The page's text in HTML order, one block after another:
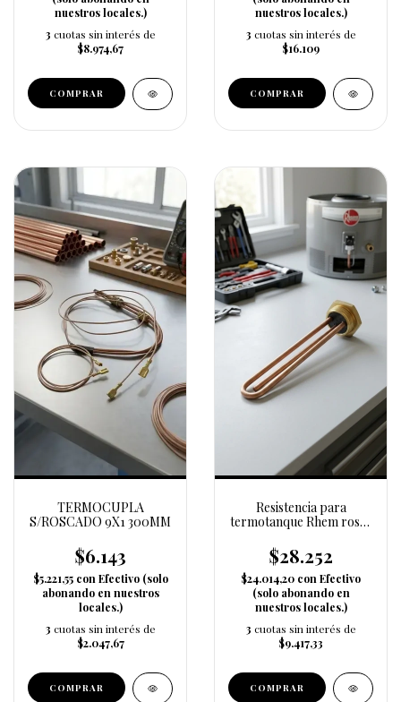
nuestros locales.)
3 cuotas sin interés de
$8.974,67
nuestros locales.)
3 cuotas sin interés de
$16.109
TERMOCUPLA
S/ROSCADO 9X1 300MM
$6.143
$5.221,55 con Efectivo (solo
abonando en nuestros
locales.)
3 cuotas sin interés de
$2.047,67
Resistencia para
termotanque Rhem rosca
$28.252
$24.014,20 con Efectivo
(solo abonando en
nuestros locales.)
3 cuotas sin interés de
$9.417,33